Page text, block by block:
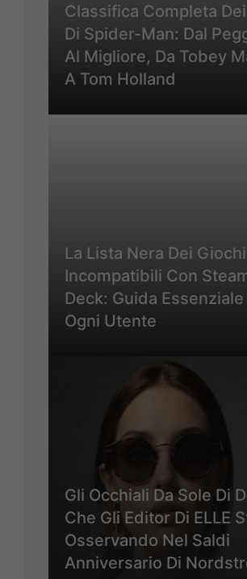
Classifica Completa
Di Spider-Man: Dal
Al Migliore, Da Tobey
A Tom Holland
La Lista Nera Dei Giochi
Incompatibili Con
Deck: Guida Essenziale
Ogni Utente
Gli Occhiali Da Sole Di
Che Gli Editor Di ELLE
Osservando Nel Saldi
Anniversario Di